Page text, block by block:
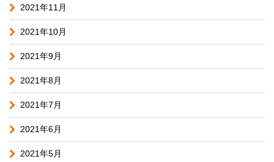
2021年11月
2021年10月
2021年9月
2021年8月
2021年7月
2021年6月
2021年5月